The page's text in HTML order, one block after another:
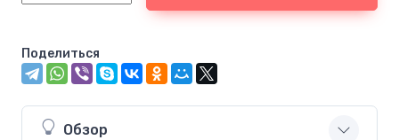
Поделиться
Обзор